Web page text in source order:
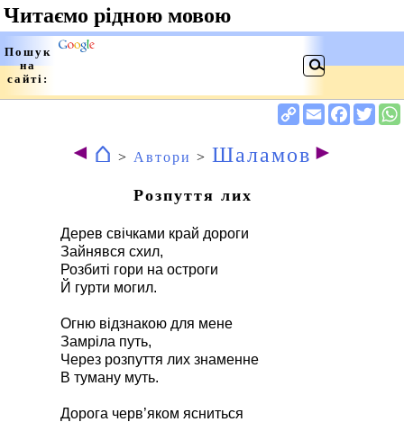
◄ ⌂ > Автори > Шаламов ►
Розпуття лих
Дерев свічками край дороги
Зайнявся схил,
Розбиті гори на остроги
Й гурти могил.
Огню відзнакою для мене
Замріла путь,
Через розпуття лих знаменне
В туману муть.
Дорога черв’яком ясниться